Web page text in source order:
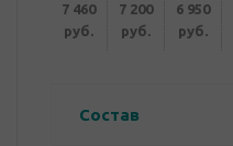
7 460
руб.
7 200
руб.
6 950
руб.
Состав